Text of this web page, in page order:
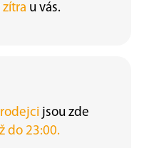
zítra u vás.
jsou zde
do 23:00.